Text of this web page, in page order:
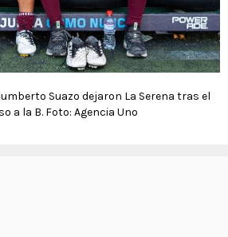
Suazo dejaron La Serena tras el
a la B. Foto: Agencia Uno